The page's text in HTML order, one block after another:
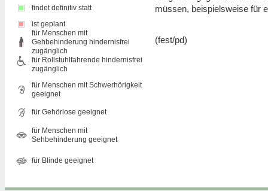
findet definitiv statt
ist geplant
für Menschen mit
Gehbehinderung hindernisfrei
zugänglich
für Rollstuhlfahrende hindernisfrei
zugänglich
für Menschen mit Schwerhörigkeit
geeignet
für Gehörlose geeignet
für Menschen mit
Sehbehinderung geeignet
für Blinde geeignet
müssen, beispielsweise für
(fest/pd)